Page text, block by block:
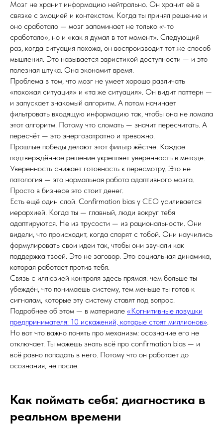
Мозг не хранит информацию нейтрально. Он хранит её в
связке с эмоцией и контекстом. Когда ты принял решение и
оно сработало — мозг запоминает не только «что
сработало», но и «как я думал в тот момент». Следующий
раз, когда ситуация похожа, он воспроизводит тот же способ
мышления. Это называется эвристикой доступности — и это
полезная штука. Она экономит время.
Проблема в том, что мозг не умеет хорошо различать
«похожая ситуация» и «та же ситуация». Он видит паттерн —
и запускает знакомый алгоритм. А потом начинает
фильтровать входящую информацию так, чтобы она не ломала
этот алгоритм. Потому что сломать — значит пересчитать. А
пересчёт — это энергозатратно и тревожно.
Прошлые победы делают этот фильтр жёстче. Каждое
подтверждённое решение укрепляет уверенность в методе.
Уверенность снижает готовность к пересмотру. Это не
патология — это нормальная работа адаптивного мозга.
Просто в бизнесе это стоит денег.
Есть ещё один слой. Confirmation bias у CEO усиливается
иерархией. Когда ты — главный, люди вокруг тебя
адаптируются. Не из трусости — из рациональности. Они
видели, что происходит, когда спорят с тобой. Они научились
формулировать свои идеи так, чтобы они звучали как
поддержка твоей. Это не заговор. Это социальная динамика,
которая работает против тебя.
Связь с иллюзией контроля здесь прямая: чем больше ты
убеждён, что понимаешь систему, тем меньше ты готов к
сигналам, которые эту систему ставят под вопрос.
Подробнее об этом — в материале «Когнитивные ловушки
предпринимателя: 10 искажений, которые стоят миллионов».
Но вот что важно понять про механизм: осознание его не
отключает. Ты можешь знать всё про confirmation bias — и
всё равно попадать в него. Потому что он работает до
осознания, не после.
Как поймать себя: диагностика в
реальном времени